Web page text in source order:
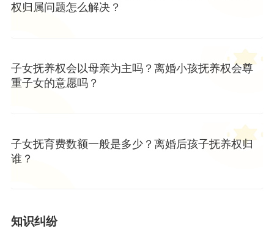
权归属问题怎么解决？
子女抚养权会以母亲为主吗？离婚小孩抚养权会尊
重子女的意愿吗？
子女抚育费数额一般是多少？离婚后孩子抚养权归
谁？
知识纠纷